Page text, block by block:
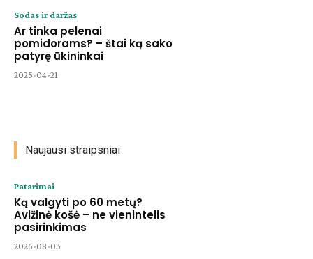
Sodas ir daržas
Ar tinka pelenai
pomidorams? – štai ką sako
patyrę ūkininkai
2025-04-21
Naujausi straipsniai
Patarimai
Ką valgyti po 60 metų?
Avižinė košė – ne vienintelis
pasirinkimas
2026-08-03